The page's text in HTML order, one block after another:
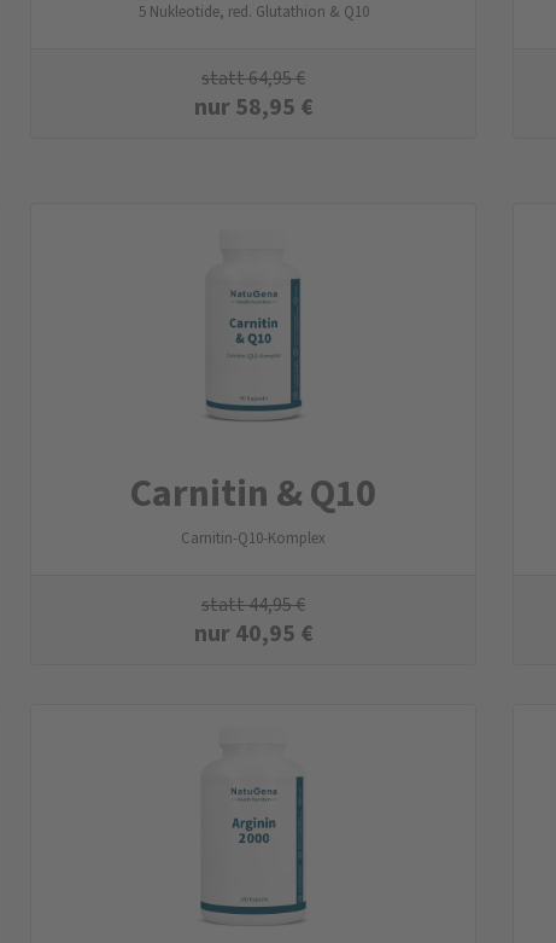
5 Nukleotide, red. Glutathion & Q10
statt64,95€
nur58,95 €
Carnitin & Q10
Carnitin-Q10-Komplex
statt44,95€
nur40,95 €